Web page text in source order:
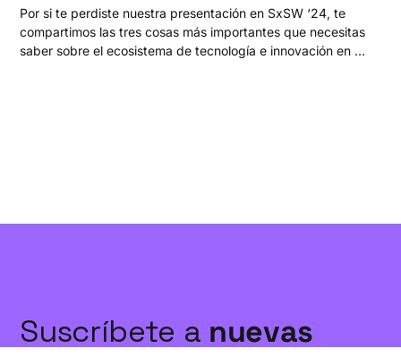
Por si te perdiste nuestra presentación en SxSW ‘24, te
compartimos las tres cosas más importantes que necesitas
saber sobre el ecosistema de tecnología e innovación en el
Suscríbete a nuevas